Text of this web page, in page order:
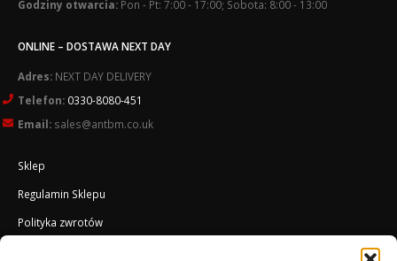
Godziny otwarcia: Pon - Pt: 7:00 - 17:00; Sobota: 8:00 - 13:00
ONLINE – DOSTAWA NEXT DAY
Adres: NEXT DAY DELIVERY
Telefon: 0330-8080-451
Email: sales@antbm.co.uk
Sklep
Regulamin Sklepu
Polityka zwrotów